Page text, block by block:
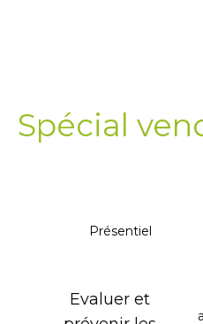
Spécial
Présentiel
Evaluer et